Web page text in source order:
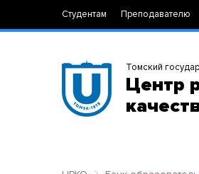
Студентам Преподавателю
Томский
Центр